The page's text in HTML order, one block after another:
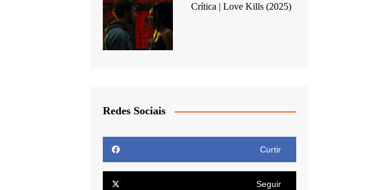
Crítica | Love Kills (2025)
Redes Sociais
Curtir
Seguir